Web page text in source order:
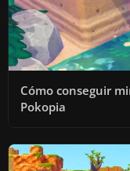
Cómo conseguir
Pokopia